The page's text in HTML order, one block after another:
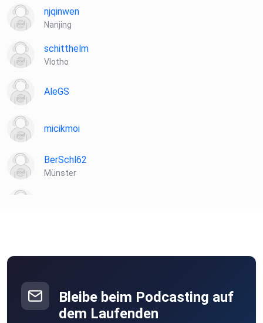
njqinwen
Nanjing
schitthelm
Vlotho
AleGS
micikmoi
BerSchl62
Münster
Bleibe beim Podcasting auf
dem Laufenden